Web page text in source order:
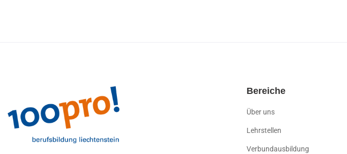
Bereiche
Über uns
Lehrstellen
Verbundausbildung